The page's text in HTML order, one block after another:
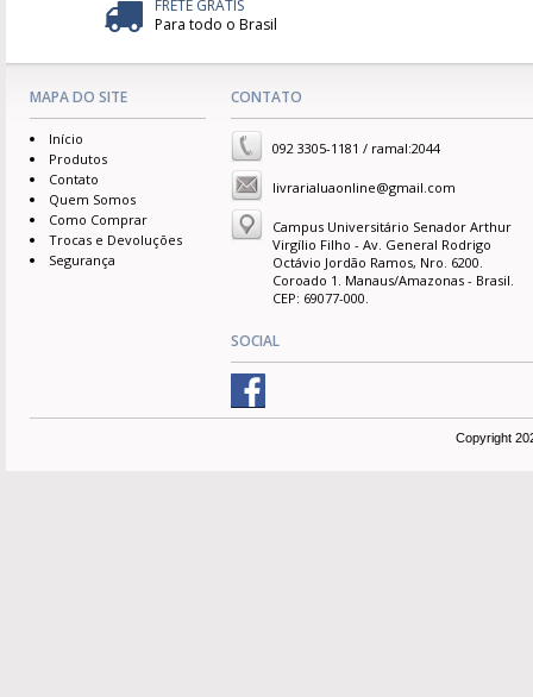
FRETE GRÁTIS
Para todo o Brasil
MAPA DO SITE
Início
Produtos
Contato
Quem Somos
Como Comprar
Trocas e Devoluções
Segurança
CONTATO
092 3305-1181 / ramal:2044
livrarialuaonline@gmail.com
Campus Universitário Senador Arthur
Virgílio Filho - Av. General Rodrigo
Octávio Jordão Ramos, Nro. 6200.
Coroado 1. Manaus/Amazonas - Brasil.
CEP: 69077-000.
SOCIAL
Copyright